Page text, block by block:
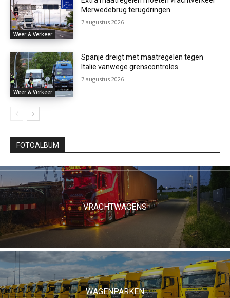
Weer & Verkeer
Merwedebrug terugdringen
7 augustus 2026
Weer & Verkeer
Spanje dreigt met maatregelen tegen
Italië vanwege grenscontroles
7 augustus 2026
FOTOALBUM
VRACHTWAGENS
WAGENPARKEN